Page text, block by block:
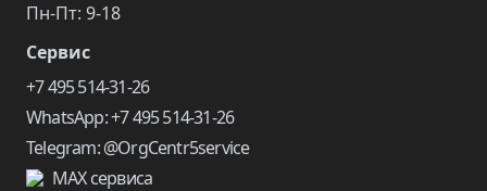
Пн-Пт: 9-18
Сервис
+7 495 514-31-26
WhatsApp: +7 495 514-31-26
Telegram: @OrgCentr5service
MAX сервиса